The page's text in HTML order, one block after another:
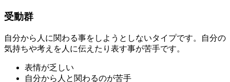
受動群
自分から人に関わる事をしようとしないタイプです。自分の
気持ちや考えを人に伝えたり表す事が苦手です。
表情が乏しい
自分から人と関わるのが苦手